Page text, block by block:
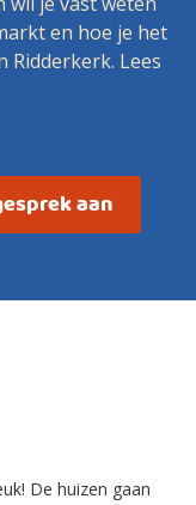
en hoe je het
Lees
aan
De huizen gaan